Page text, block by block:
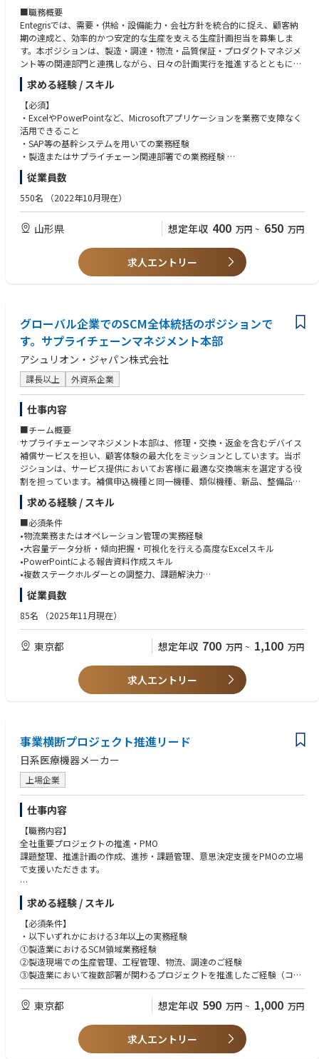
駐在／経験・志向に応じて要相談
■職務概要
Entegrisでは、需要・供給・設備能力・会社方針を統合的に捉え、顧客納
期の達成と、効率的かつ安定的な生産を支える生産計画担当を募集しま
す。本ポジションは、製造・調達・物流・品質保証・プロダクトマネジメ
ント等の関連部門と連携しながら、日々の計画実行を推進するとともに、
生産計画品質を高め、納期遵守に主に責任をもつポジションとなります。
勤務地は米沢工場（山形県米沢市）です。
本ポジションでは、生産計画チームの一員として、需要・供給・設備能
力・在庫方針を踏まえた生産計画の実行を推進し、関係部門と連携しなが
ら計画の精度向上と納期遵守の最大化に貢献します。計画データの整備や
モニタリングを通じて課題を早期に可視化し、リスク低減および安定生産
■職務内容
・顧客納期、需要予測、現場制約、材料供給等を踏まえた生産計画および
・優先順位変更・突発変動に伴う部門横断調整
のアクションと課題の解決
・材料供給の見通し管理とリスク低減フォローアップ
■評価ポイント
・納期遵守率等の主要KPIに対する貢献度
・計画・スケジュールおよび関連レポートの品質
・関係部門との合意形成および調整の質
・安全および標準作業の遵守
・変化への適応と継続的改善への貢献
・PACE Valueに沿った一貫した行動
求める経験 / スキル
【必須】
・ExcelやPowerPointなど、Microsoftアプリケーションを業務で支障なく
活用できること
・SAP等の基幹システムを用いての業務経験
・製造またはサプライチェーン関連部署での業務経験
・英語を用いたコミュニケーションに前向きで、継続的に学習しながら業
務での活用範囲を広げられること
・変化や不確実性に柔軟に対応し、優先順位の調整や関係者調整を主体的
・弊社の価値観であるPACE Valueに沿った行動ができること
・SAP等の基幹システムを活用した、計画・在庫・生産実績データの運用
経験（データ整合性の担保を含む）
ランスを踏まえた運用改善／課題解決に携わった経験
従業員数
550名 （2022年10月現在）
山形県 想定年収 400 万円 ~ 650 万円
求人エントリー
グローバル企業でのSCM全体統括のポジションで
す。サプライチェーンマネジメント本部
アシュリオン・ジャパン株式会社
課長以上 外資系企業
仕事内容
■チーム概要
サプライチェーンマネジメント本部は、修理・交換・返金を含むデバイス
補償サービスを担い、顧客体験の最大化をミッションとしています。当ポ
ジションは、サービス提供においてお客様に最適な交換端末を選定する役
割を担っています。補償申込機種と同一機種、類似機種、新品、整備品等
を活用し、コストと顧客満足度のバランスを最適化します。顧客体験（C
X）と収益性の両立を目指し、データ分析と戦略的プランニングを行いま
す。
■職務概要
Matrix Planning Managerは、交換・修理オプションの設計と意思決定ロジ
ックをリードし、幅広い製品ポートフォリオに対応する交換戦略を最適化
ことがミッションです。
■具体的な仕事内容
•補償・修理オプションの意思決定ロジックの設計・運用
•製品交換オプションの最適化とスケーラビリティ確保
•コストと顧客満足度の継続的改善
•データ分析に基づく交換オプションの設計・改善
•CXとコストKPIの達成
このポジションは、既存の枠を超えた新しい仕組みを創り出し、グローバ
ルなビジネスモデル構築に挑戦する役割です。
お客様にご安心頂き、より一層ご満足いただけるためのサービス改善を常
に、且つ継続的に行います。
■ポジションの魅力
•顧客体験と収益性の両立を担う、事業に直結する戦略ポジション
•データドリブンな意思決定で、ビジネスに直接インパクトを与える
•新規オペレーション構築の経験を積み、将来的にはサービス戦略やSCM
全体をリードするキャリアパスが可能
求める経験 / スキル
■必須条件
•物流業務またはオペレーション管理の実務経験
•大容量データ分析・傾向把握・可視化を行える高度なExcelスキル
•PowerPointによる報告資料作成スキル
•複数ステークホルダーとの調整力、課題解決力
■歓迎条件
•ECにおける商品調達業務経験
•生成AIを活用した知識や業務経験、
•サプライチェーン管理や在庫管理の知識
•英語によるコミュニケーションスキル（海外ベンダー対応）
従業員数
85名 （2025年11月現在）
東京都 想定年収 700 万円 ~ 1,100 万円
求人エントリー
事業横断プロジェクト推進リード
日系医療機器メーカー
上場企業
仕事内容
【職務内容】
全社重要プロジェクトの推進・PMO
課題整理、推進計画の作成、進捗・課題管理、意思決定支援をPMOの立場
で支援いただきます。
※詳細はお問合せ下さい。
求める経験 / スキル
【必須条件】
・以下いずれかにおける3年以上の実務経験
①製造業におけるSCM領域業務経験
②製造現場での生産管理、工程管理、物流、調達のご経験
③製造業において複数部署が関わるプロジェクトを推進したご経験（コン
サル等での関りでも可）
・大卒以上
・ビジネスレベルの英語力
・海外拠点との協働などのグローバル業務経験
東京都 想定年収 590 万円 ~ 1,000 万円
求人エントリー